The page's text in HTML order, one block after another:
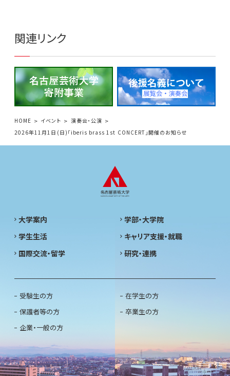
関連リンク
HOME イベント
演奏会・公演
2026年11月1日(日)「iberis brass 1st CONCERT」開催のお知らせ
大学案内
学部・大学院
学生生活
キャリア支援・就職
国際交流・留学
研究・連携
受験生の方
在学生の方
保護者等の方
卒業生の方
企業・一般の方